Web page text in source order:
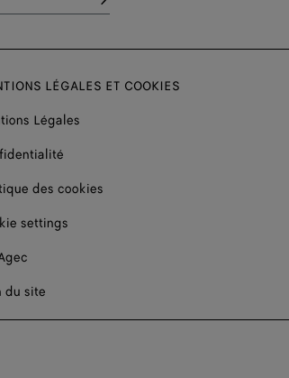
LÉGALES ET COOKIES
Légales
des cookies
settings
du site